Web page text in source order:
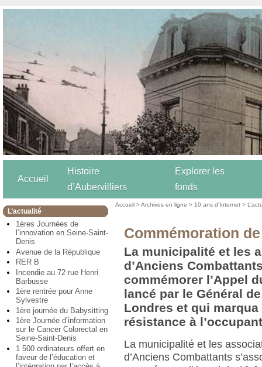
Accueil
Histoire
d’Aubervilliers
Explorer les
fonds
L’actualité
1ères Journées de
l’innovation en Seine-Saint-
Denis
Avenue de la République
RER B
Incendie au 72 rue Henri
Barbusse
1ère rentrée pour Anne
Sylvestre
1ère journée du Babysitting
1ère Journée d’information
sur le Cancer Colorectal en
Seine-Saint-Denis
1 500 ordinateurs offert en
faveur de l’éducation et
Accueil >Archives en ligne > 10 ans d’Internet >
Commémoration
La municipalité et les
d’Anciens
commémorer l’Appel
lancé par le Général
Londres et qui
résistance à
La municipalité et les
d’Anciens Combattants